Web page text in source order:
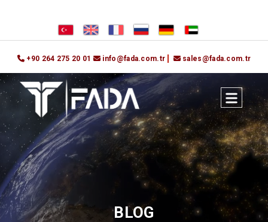
+90 264 275 20 01 info@fada.com.tr sales@fada.com.tr
BLOG